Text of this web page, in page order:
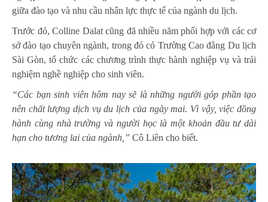
giữa đào tạo và nhu cầu nhân lực thực tế của ngành du lịch.
Trước đó, Colline Dalat cũng đã nhiều năm phối hợp với các cơ
sở đào tạo chuyên ngành, trong đó có Trường Cao đẳng Du lịch
Sài Gòn, tổ chức các chương trình thực hành nghiệp vụ và trải
nghiệm nghề nghiệp cho sinh viên.
“Các bạn sinh viên hôm nay sẽ là những người góp phần tạo
nên chất lượng dịch vụ du lịch của ngày mai. Vì vậy, việc đồng
hành cùng nhà trường và người học là một khoản đầu tư dài
hạn cho tương lai của ngành,” Cô Liên cho biết.